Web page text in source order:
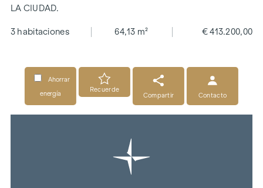
LA CIUDAD.
3 habitaciones 64,13 m² € 413.200,00
Ahorrar
energía
Recuerde
Compartir
Contacto